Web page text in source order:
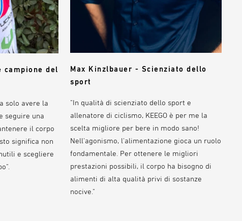
del
solo avere la
seguire una
il corpo
significa non
e scegliere
Max Kinzlbauer - Scienziato dello
sport
"In qualità di scienziato dello sport e
allenatore di ciclismo, KEEGO è per me la
scelta migliore per bere in modo sano!
Nell'agonismo, l'alimentazione gioca un ruolo
fondamentale. Per ottenere le migliori
prestazioni possibili, il corpo ha bisogno di
alimenti di alta qualità privi di sostanze
nocive."